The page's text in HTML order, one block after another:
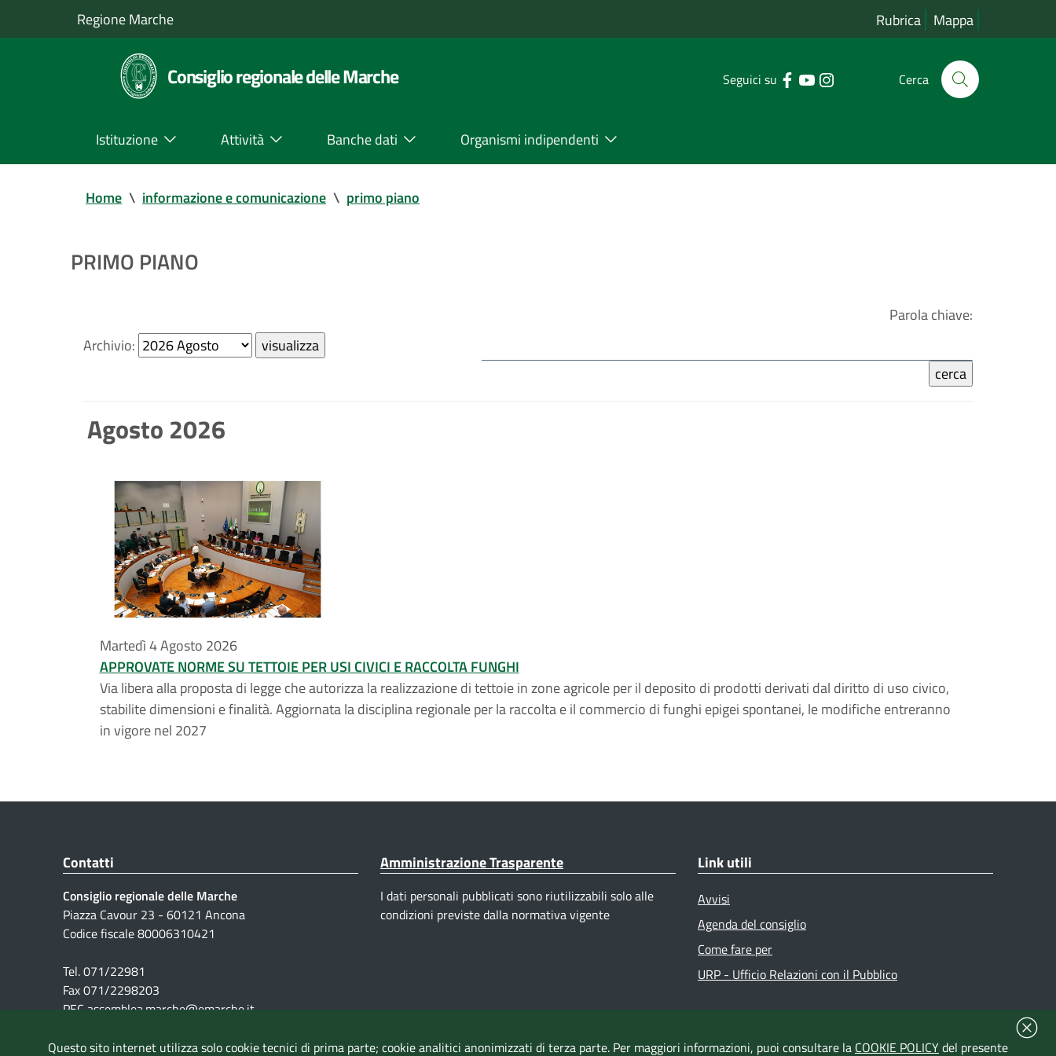
Regione Marche Rubrica Mappa
Consiglio regionale delle Marche Seguici su Cerca
Istituzione Attività Banche dati Organismi indipendenti
Home \ informazione e comunicazione \ primo piano
PRIMO PIANO
Archivio:
Parola chiave:
Agosto 2026
Martedì 4 Agosto 2026
APPROVATE NORME SU TETTOIE PER USI CIVICI E RACCOLTA FUNGHI
Via libera alla proposta di legge che autorizza la realizzazione di tettoie in zone agricole per il deposito di prodotti derivati dal diritto di uso civico,
stabilite dimensioni e finalità. Aggiornata la disciplina regionale per la raccolta e il commercio di funghi epigei spontanei, le modifiche entreranno
in vigore nel 2027
Contatti
Consiglio regionale delle Marche
Piazza Cavour 23 - 60121 Ancona
Codice fiscale 80006310421
Tel. 071/22981
Fax 071/2298203
PEC assemblea.marche@emarche.it
Amministrazione Trasparente
I dati personali pubblicati sono riutilizzabili solo alle
condizioni previste dalla normativa vigente
Link utili
Avvisi
Agenda del consiglio
Come fare per
URP - Ufficio Relazioni con il Pubblico
Questo sito internet utilizza solo cookie tecnici di prima parte; cookie analitici anonimizzati di terza parte. Per maggiori informazioni, puoi consultare la COOKIE POLICYdel presente